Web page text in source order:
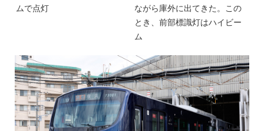
ムで点灯
ながら庫外に出てきた。この
とき、前部標識灯はハイビー
ム